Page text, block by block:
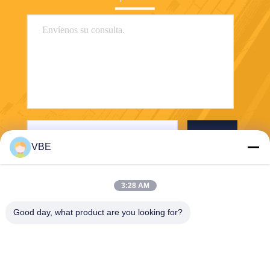
VBE
3:28 AM
Good day, what product are you looking for?